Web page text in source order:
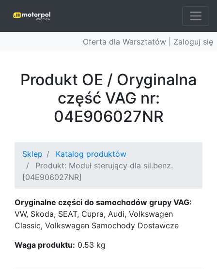
Oferta dla Warsztatów | Zaloguj się
Produkt OE / Oryginalna
część VAG nr:
04E906027NR
Sklep
Katalog produktów
Produkt: Moduł sterujący dla sil.benz.
[04E906027NR]
Oryginalne części do samochodów grupy VAG:
VW, Skoda, SEAT, Cupra, Audi, Volkswagen
Classic, Volkswagen Samochody Dostawcze
Waga produktu: 0.53 kg